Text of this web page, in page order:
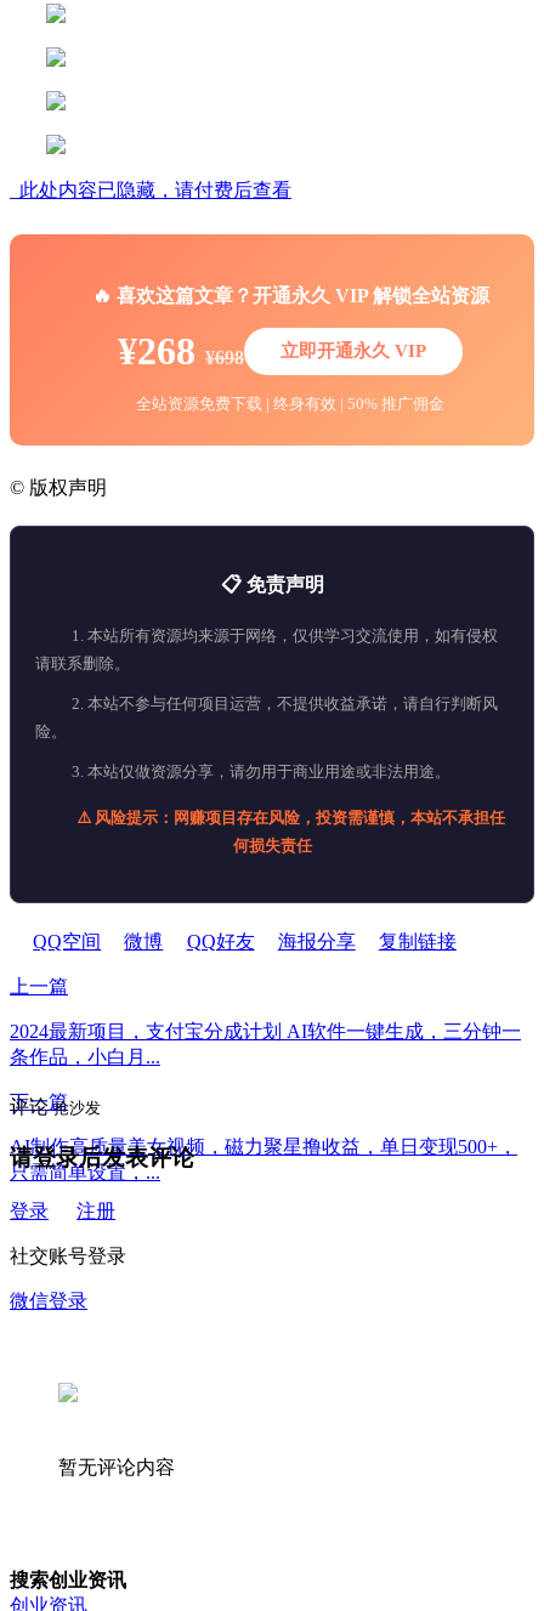
此处内容已隐藏，请付费后查看
🔥 喜欢这篇文章？开通永久 VIP 解锁全站资源
¥268 ¥698 立即开通永久 VIP
全站资源免费下载 | 终身有效 | 50% 推广佣金
© 版权声明
📋 免责声明
1. 本站所有资源均来源于网络，仅供学习交流使用，如有侵权
请联系删除。
2. 本站不参与任何项目运营，不提供收益承诺，请自行判断风
险。
3. 本站仅做资源分享，请勿用于商业用途或非法用途。
⚠️ 风险提示：网赚项目存在风险，投资需谨慎，本站不承担任
何损失责任
QQ空间 微博 QQ好友 海报分享 复制链接
上一篇
2024最新项目，支付宝分成计划 AI软件一键生成，三分钟一
条作品，小白月...
下一篇
AI制作高质量美女视频，磁力聚星撸收益，单日变现500+，
只需简单设置，...
评论抢沙发
请登录后发表评论
登录 注册
社交账号登录
微信登录
暂无评论内容
搜索创业资讯
创业资讯